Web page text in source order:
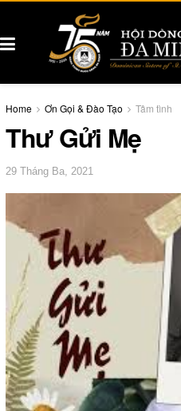
Home Ơn Gọi & Đào Tạo Tâm tình
Thư Gửi Mẹ
29 Tháng Ba, 2021